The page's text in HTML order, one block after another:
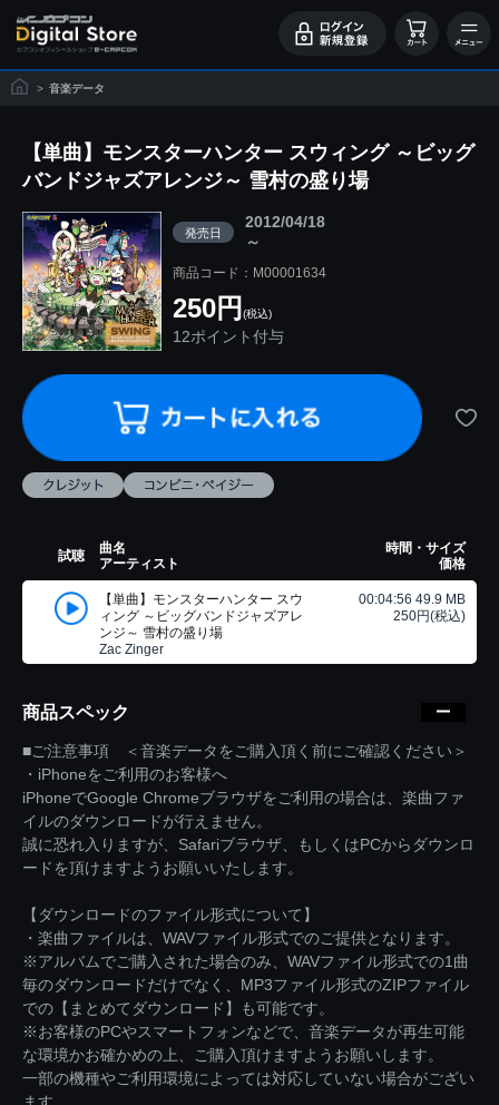
> 音楽データ
【単曲】モンスターハンター スウィング ～ビッグ
バンドジャズアレンジ～ 雪村の盛り場
発売日
2012/04/18
～
商品コード：M00001634
250円 (税込)
12ポイント付与
試聴
曲名
アーティスト
時間・サイズ
価格
【単曲】モンスターハンター スウ
ィング ～ビッグバンドジャズアレ
ンジ～ 雪村の盛り場
Zac Zinger
00:04:56 49.9 MB
250円(税込)
商品スペック
■ご注意事項 ＜音楽データをご購入頂く前にご確認ください＞
・iPhoneをご利用のお客様へ
iPhoneでGoogle Chromeブラウザをご利用の場合は、楽曲ファ
イルのダウンロードが行えません。
誠に恐れ入りますが、Safariブラウザ、もしくはPCからダウンロ
ードを頂けますようお願いいたします。
【ダウンロードのファイル形式について】
・楽曲ファイルは、WAVファイル形式でのご提供となります。
※アルバムでご購入された場合のみ、WAVファイル形式での1曲
毎のダウンロードだけでなく、MP3ファイル形式のZIPファイル
での【まとめてダウンロード】も可能です。
※お客様のPCやスマートフォンなどで、音楽データが再生可能
な環境かお確かめの上、ご購入頂けますようお願いします。
一部の機種やご利用環境によっては対応していない場合がござい